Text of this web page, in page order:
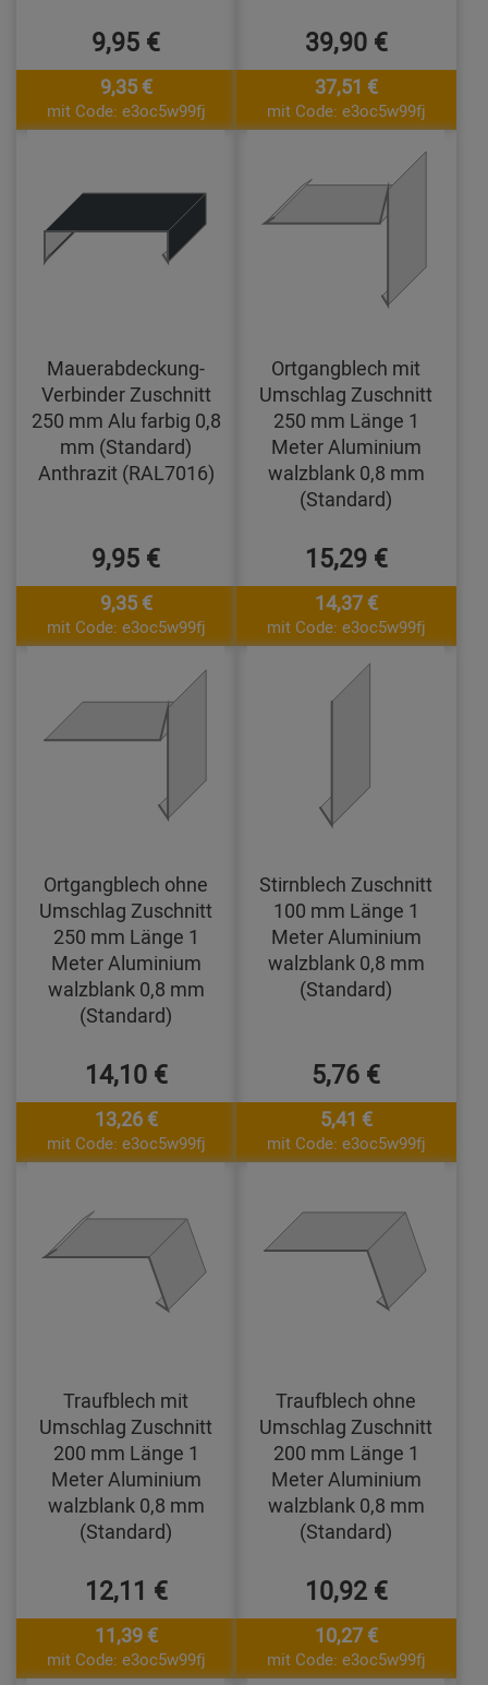
9,95 €
9,35 €
mit Code: e3oc5w99fj
39,90 €
37,51 €
mit Code: e3oc5w99fj
Mauerabdeckung-
Verbinder Zuschnitt
250 mm Alu farbig 0,8
mm (Standard)
Anthrazit (RAL7016)
9,95 €
9,35 €
mit Code: e3oc5w99fj
Ortgangblech mit
Umschlag Zuschnitt
250 mm Länge 1
Meter Aluminium
walzblank 0,8 mm
(Standard)
15,29 €
14,37 €
mit Code: e3oc5w99fj
Ortgangblech ohne
Umschlag Zuschnitt
250 mm Länge 1
Meter Aluminium
walzblank 0,8 mm
(Standard)
14,10 €
13,26 €
mit Code: e3oc5w99fj
Stirnblech Zuschnitt
100 mm Länge 1
Meter Aluminium
walzblank 0,8 mm
(Standard)
5,76 €
5,41 €
mit Code: e3oc5w99fj
Traufblech mit
Umschlag Zuschnitt
200 mm Länge 1
Meter Aluminium
walzblank 0,8 mm
(Standard)
12,11 €
11,39 €
mit Code: e3oc5w99fj
Traufblech ohne
Umschlag Zuschnitt
200 mm Länge 1
Meter Aluminium
walzblank 0,8 mm
(Standard)
10,92 €
10,27 €
mit Code: e3oc5w99fj